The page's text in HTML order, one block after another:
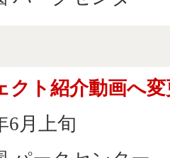
ト紹介動画へ
6月上旬